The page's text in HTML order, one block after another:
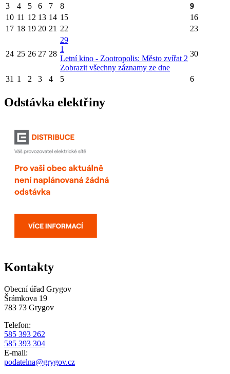
3
4 5 6 7 8
9
10 11 12 13 14 15
16
17 18 19 20 21 22 23
24 25 26 27 28
29
1
Letní kino - Zootropolis: Město zvířat 2
Zobrazit všechny záznamy ze dne
30
31 1 2 3 4 5 6
Odstávka elektřiny
Kontakty
Obecní úřad Grygov
Šrámkova 19
783 73 Grygov
Telefon:
585 393 262
585 393 304
E-mail:
podatelna@grygov.cz